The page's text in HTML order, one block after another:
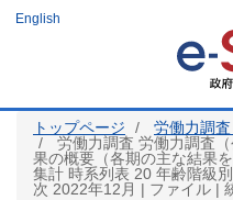
ツ
English
トップページ
労働力調
労働力調査 労働力調査
果の概要（各期の主な結果
集計 時系列表 20 年齢階級
次 2022年12月 | ファイル |